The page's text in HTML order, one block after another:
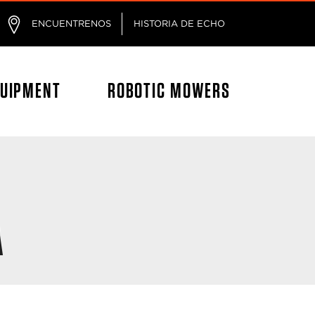
ENCUENTRENOS HISTORIA DE ECHO
ROBOTIC MOWERS